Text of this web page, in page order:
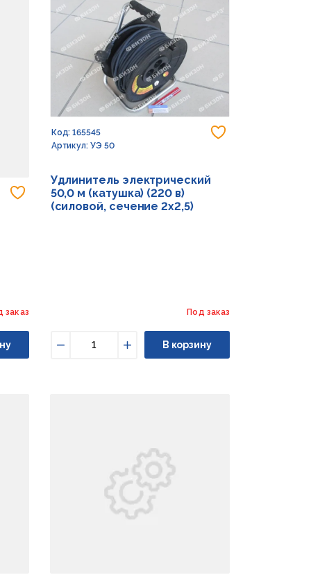
Добавить в избранное
заказ
Код: 165545
Артикул: УЭ 50
Удлинитель электрический
50,0 м (катушка) (220 в)
(силовой, сечение 2х2,5)
Под заказ
Увеличить
В корзину